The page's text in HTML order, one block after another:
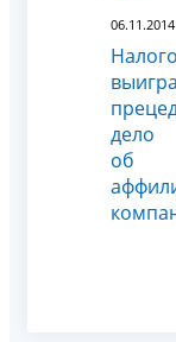
06.11.2014
дело
об